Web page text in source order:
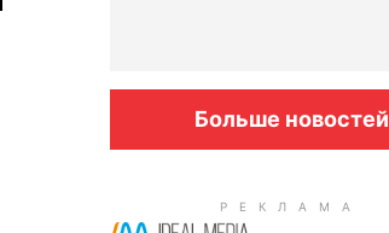
Больше новостей